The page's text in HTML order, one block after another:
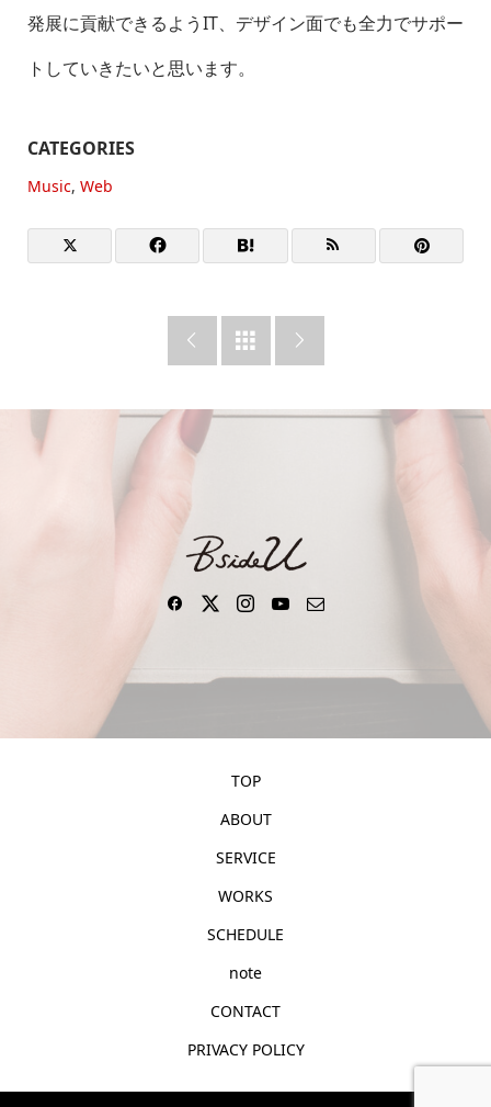
発展に貢献できるようIT、デザイン面でも全力でサポー
トしていきたいと思います。
CATEGORIES
Music, Web
  
TOP
ABOUT
SERVICE
WORKS
SCHEDULE
note
CONTACT
PRIVACY POLICY